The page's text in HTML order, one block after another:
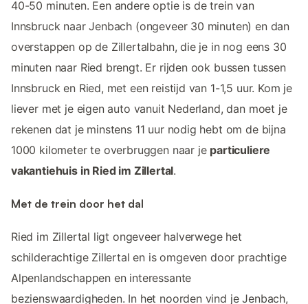
40-50 minuten. Een andere optie is de trein van
Innsbruck naar Jenbach (ongeveer 30 minuten) en dan
overstappen op de Zillertalbahn, die je in nog eens 30
minuten naar Ried brengt. Er rijden ook bussen tussen
Innsbruck en Ried, met een reistijd van 1-1,5 uur. Kom je
liever met je eigen auto vanuit Nederland, dan moet je
rekenen dat je minstens 11 uur nodig hebt om de bijna
1000 kilometer te overbruggen naar je particuliere
vakantiehuis in Ried im Zillertal.
Met de trein door het dal
Ried im Zillertal ligt ongeveer halverwege het
schilderachtige Zillertal en is omgeven door prachtige
Alpenlandschappen en interessante
bezienswaardigheden. In het noorden vind je Jenbach,